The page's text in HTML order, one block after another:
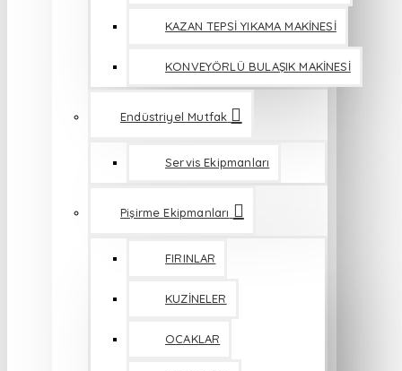
KAZAN TEPSİ YIKAMA MAKİNESİ
KONVEYÖRLÜ BULAŞIK MAKİNESİ
Endüstriyel Mutfak
Servis Ekipmanları
Pişirme Ekipmanları
FIRINLAR
KUZİNELER
OCAKLAR